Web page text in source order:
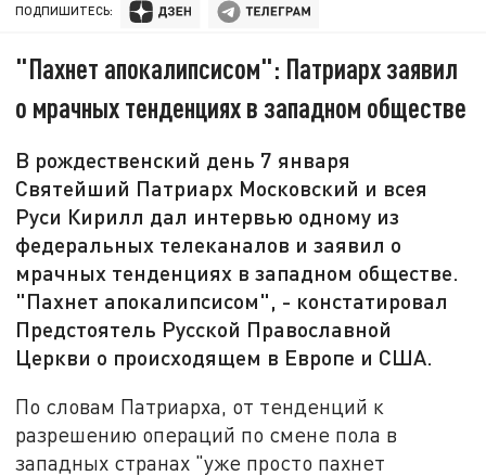
ПОДПИШИТЕСЬ:
"Пахнет апокалипсисом": Патриарх заявил
о мрачных тенденциях в западном обществе
В рождественский день 7 января
Святейший Патриарх Московский и всея
Руси Кирилл дал интервью одному из
федеральных телеканалов и заявил о
мрачных тенденциях в западном обществе.
"Пахнет апокалипсисом", - констатировал
Предстоятель Русской Православной
Церкви о происходящем в Европе и США.
По словам Патриарха, от тенденций к
разрешению операций по смене пола в
западных странах "уже просто пахнет